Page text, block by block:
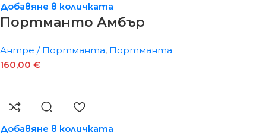
Добавяне в количката
Портманто Амбър
Антре / Портманта, Портманта
160,00 €
Добавяне в количката